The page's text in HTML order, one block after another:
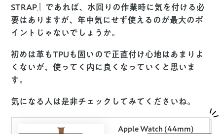
STRAP』であれば、水回りの作業時に気を付ける必
要はありますが、年中気にせず使えるのが最大のポ
イントじゃないでしょうか。
初めは革もTPUも固いので正直付け心地はあまりよ
くないが、使ってく内に良くなっていくと思いま
す。
気になる人は是非チェックしてみてくださいね。
Apple Watch (44mm)